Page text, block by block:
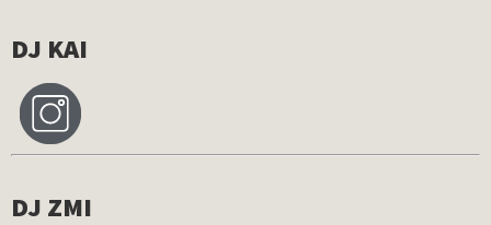
DJ KAI
DJ ZMI